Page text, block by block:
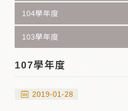
104學年度
103學年度
107學年度
2019-01-28